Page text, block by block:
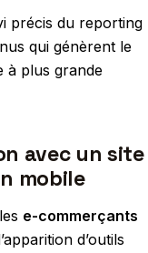
précis du reporting
qui génèrent le
à plus grande
avec un site
mobile
e-commerçants
d’outils